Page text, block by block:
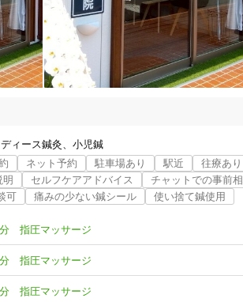
徴
応 オンラインサポート
鍼シール 使い捨て鍼使用
ディース鍼灸
小児鍼
ネット予約 駐車場あり 駅近 往療あり
明 セルフケアアドバイス チャットでの事前
可 痛みの少ない鍼シール 使い捨て鍼使用
分 指圧マッサージ
分 指圧マッサージ
分 指圧マッサージ